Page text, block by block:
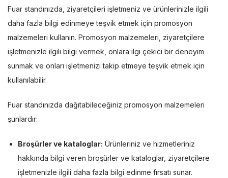
Fuar standınızda, ziyaretçileri işletmeniz ve ürünlerinizle ilgili
daha fazla bilgi edinmeye teşvik etmek için promosyon
malzemeleri kullanın. Promosyon malzemeleri, ziyaretçilere
işletmenizle ilgili bilgi vermek, onlara ilgi çekici bir deneyim
sunmak ve onları işletmenizi takip etmeye teşvik etmek için
kullanılabilir.
Fuar standınızda dağıtabileceğiniz promosyon malzemeleri
şunlardır:
Broşürler ve kataloglar: Ürünleriniz ve hizmetleriniz
hakkında bilgi veren broşürler ve kataloglar, ziyaretçilere
işletmenizle ilgili daha fazla bilgi edinme fırsatı sunar.